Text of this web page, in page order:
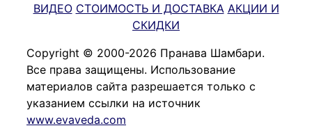
ВИДЕО СТОИМОСТЬ И ДОСТАВКА АКЦИИ И
СКИДКИ
Copyright © 2000-2026 Пранава Шамбари.
Все права защищены. Использование
материалов сайта разрешается только с
указанием ссылки на источник
www.evaveda.com